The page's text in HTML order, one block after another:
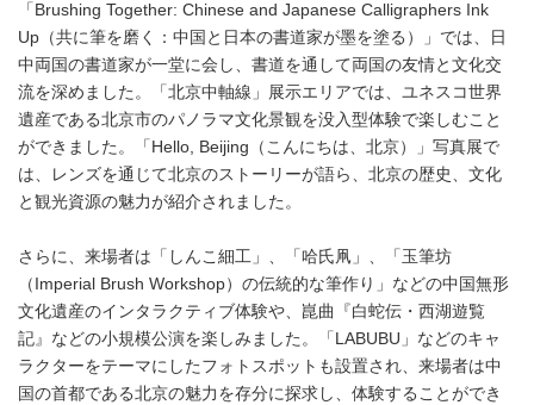
「Brushing Together: Chinese and Japanese Calligraphers Ink
Up（共に筆を磨く：中国と日本の書道家が墨を塗る）」では、日
中両国の書道家が一堂に会し、書道を通して両国の友情と文化交
流を深めました。「北京中軸線」展示エリアでは、ユネスコ世界
遺産である北京市のパノラマ文化景観を没入型体験で楽しむこと
ができました。「Hello, Beijing（こんにちは、北京）」写真展で
は、レンズを通じて北京のストーリーが語ら、北京の歴史、文化
と観光資源の魅力が紹介されました。
さらに、来場者は「しんこ細工」、「哈氏凧」、「玉筆坊
（Imperial Brush Workshop）の伝統的な筆作り」などの中国無形
文化遺産のインタラクティブ体験や、崑曲『白蛇伝・西湖遊覧
記』などの小規模公演を楽しみました。「LABUBU」などのキャ
ラクターをテーマにしたフォトスポットも設置され、来場者は中
国の首都である北京の魅力を存分に探求し、体験することができ